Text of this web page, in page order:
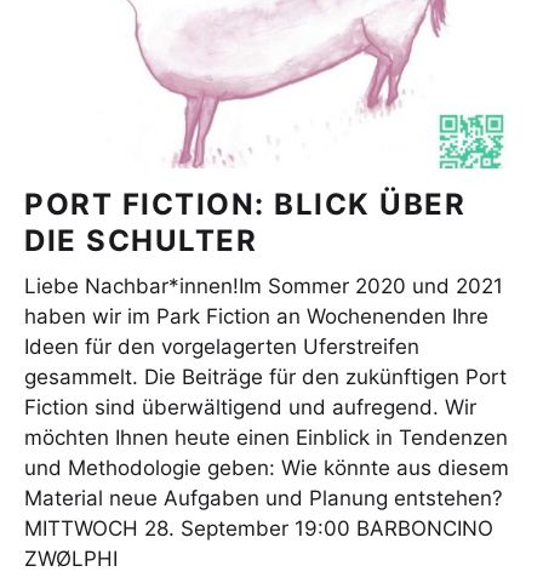
PORT FICTION: BLICK ÜBER
DIE SCHULTER
Liebe Nachbar*innen!Im Sommer 2020 und 2021
haben wir im Park Fiction an Wochenenden Ihre
Ideen für den vorgelagerten Uferstreifen
gesammelt. Die Beiträge für den zukünftigen Port
Fiction sind überwältigend und aufregend. Wir
möchten Ihnen heute einen Einblick in Tendenzen
und Methodologie geben: Wie könnte aus diesem
Material neue Aufgaben und Planung entstehen?
MITTWOCH 28. September 19:00 BARBONCINO
ZWØLPHI